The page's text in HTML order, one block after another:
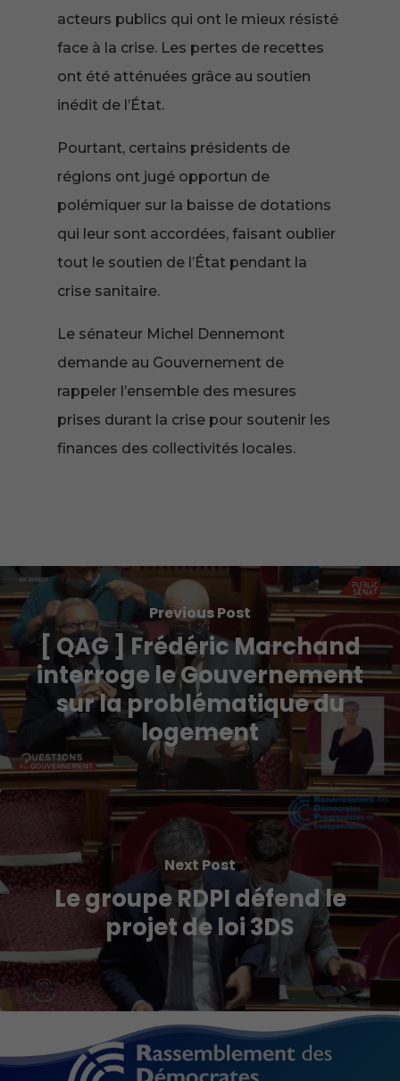
acteurs publics qui ont le mieux résisté
face à la crise. Les pertes de recettes
ont été atténuées grâce au soutien
inédit de l’État.
Pourtant, certains présidents de
régions ont jugé opportun de
polémiquer sur la baisse de dotations
qui leur sont accordées, faisant oublier
tout le soutien de l’État pendant la
crise sanitaire.
Le sénateur Michel Dennemont
demande au Gouvernement de
rappeler l’ensemble des mesures
prises durant la crise pour soutenir les
finances des collectivités locales.
Previous Post
[ QAG ] Frédéric Marchand
interroge le Gouvernement
sur la problématique du
logement
Next Post
Le groupe RDPI défend le
projet de loi 3DS